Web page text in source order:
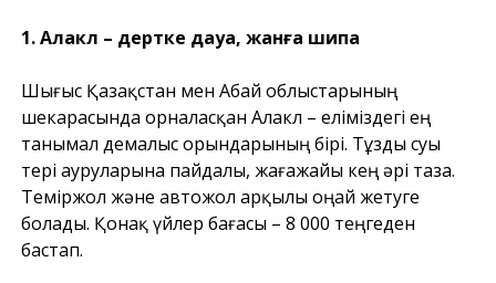
1. Алакөл – дертке дауа, жанға шипа
Шығыс Қазақстан мен Абай облыстарының
шекарасында орналасқан Алакөл – еліміздегі ең
танымал демалыс орындарының бірі. Тұзды суы
тері ауруларына пайдалы, жағажайы кең әрі таза.
Теміржол және автожол арқылы оңай жетуге
болады. Қонақ үйлер бағасы – 8 000 теңгеден
бастап.